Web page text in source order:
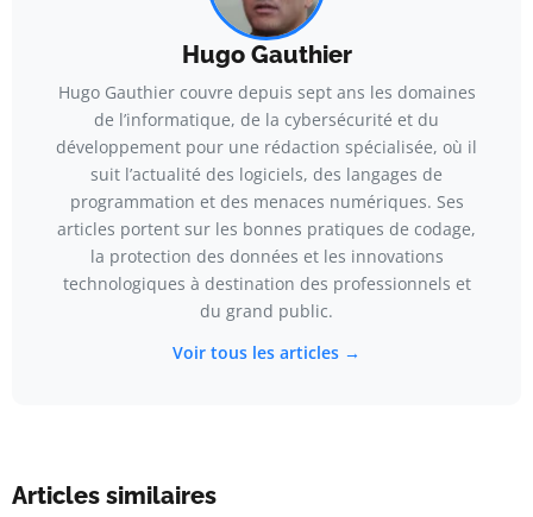
Hugo Gauthier
Hugo Gauthier couvre depuis sept ans les domaines
de l’informatique, de la cybersécurité et du
développement pour une rédaction spécialisée, où il
suit l’actualité des logiciels, des langages de
programmation et des menaces numériques. Ses
articles portent sur les bonnes pratiques de codage,
la protection des données et les innovations
technologiques à destination des professionnels et
du grand public.
Voir tous les articles →
Articles similaires